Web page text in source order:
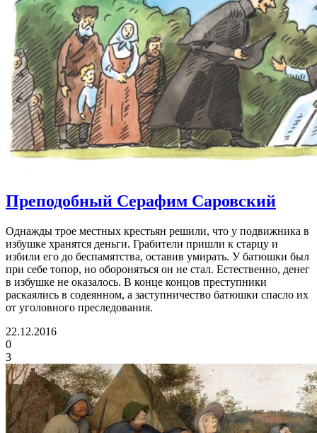
Преподобный Серафим Саровский
Однажды трое местных крестьян решили, что у подвижника в
избушке хранятся деньги. Грабители пришли к старцу и
избили его до беспамятства, оставив умирать. У батюшки был
при себе топор, но обороняться он не стал. Естественно, денег
в избушке не оказалось. В конце концов преступники
раскаялись в содеянном, а заступничество батюшки спасло их
от уголовного преследования.
22.12.2016
0
3